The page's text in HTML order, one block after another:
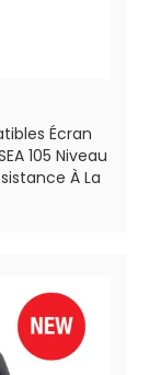
Écran
105 Niveau
À La